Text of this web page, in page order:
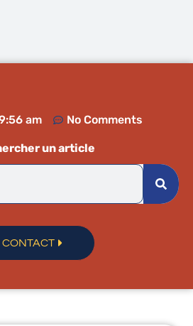
am No Comments
un article
CONTACT